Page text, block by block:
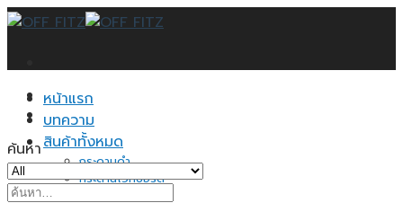
Skip
หน้าแรก
บทความ
สินค้าทั้งหมด
กระดานดำ
กระดานไวท์บอร์ด
ค้นหา
ค้นหา: